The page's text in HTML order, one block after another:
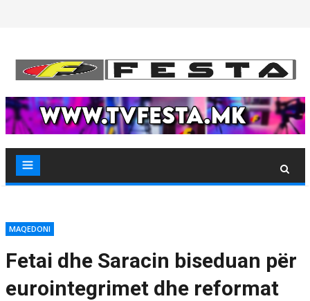
MAQEDONI
Fetai dhe Saracin biseduan për
eurointegrimet dhe reformat